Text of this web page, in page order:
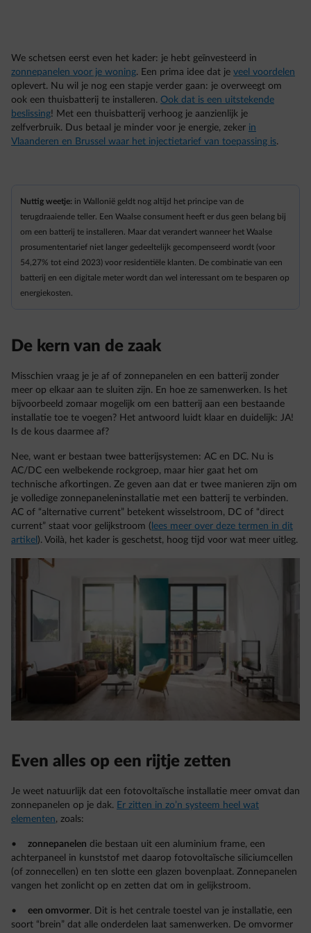
We schetsen eerst even het kader: je hebt geïnvesteerd in
zonnepanelen voor je woning. Een prima idee dat je veel voordelen
oplevert. Nu wil je nog een stapje verder gaan: je overweegt om
ook een thuisbatterij te installeren. Ook dat is een uitstekende
beslissing! Met een thuisbatterij verhoog je aanzienlijk je
zelfverbruik. Dus betaal je minder voor je energie, zeker in
Vlaanderen en Brussel waar het injectietarief van toepassing is.
Nuttig weetje: in Wallonië geldt nog altijd het principe van de
terugdraaiende teller. Een Waalse consument heeft er dus geen belang bij
om een batterij te installeren. Maar dat verandert wanneer het Waalse
prosumententarief niet langer gedeeltelijk gecompenseerd wordt (voor
54,27% tot eind 2023) voor residentiële klanten. De combinatie van een
batterij en een digitale meter wordt dan wel interessant om te besparen op
energiekosten.
De kern van de zaak
Misschien vraag je je af of zonnepanelen en een batterij zonder
meer op elkaar aan te sluiten zijn. En hoe ze samenwerken. Is het
bijvoorbeeld zomaar mogelijk om een batterij aan een bestaande
installatie toe te voegen? Het antwoord luidt klaar en duidelijk: JA!
Is de kous daarmee af?
Nee, want er bestaan twee batterijsystemen: AC en DC. Nu is
AC/DC een welbekende rockgroep, maar hier gaat het om
technische afkortingen. Ze geven aan dat er twee manieren zijn om
je volledige zonnepaneleninstallatie met een batterij te verbinden.
AC of “alternative current” betekent wisselstroom, DC of “direct
current” staat voor gelijkstroom ( lees meer over deze termen in dit
artikel ). Voilà, het kader is geschetst, hoog tijd voor wat meer uitleg.
Even alles op een rijtje zetten
Je weet natuurlijk dat een fotovoltaïsche installatie meer omvat dan
zonnepanelen op je dak. Er zitten in zo’n systeem heel wat
elementen, zoals:
• zonnepanelen die bestaan uit een aluminium frame, een
achterpaneel in kunststof met daarop fotovoltaïsche siliciumcellen
(of zonnecellen) en ten slotte een glazen bovenplaat. Zonnepanelen
vangen het zonlicht op en zetten dat om in gelijkstroom.
• een omvormer. Dit is het centrale toestel van je installatie, een
soort “brein” dat alle onderdelen laat samenwerken. De omvormer